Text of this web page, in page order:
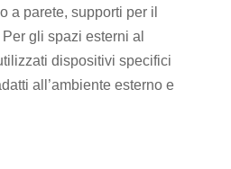
a parete, supporti per il
gli spazi esterni al
dispositivi specifici
all’ambiente esterno e